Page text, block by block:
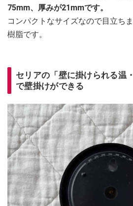
75mm、厚みが21mmです。
コンパクトなサイズなので目立ち
樹脂です。
セリアの「壁に掛けられる温
で壁掛けができる